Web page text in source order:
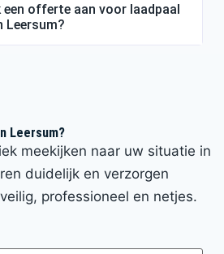
een offerte aan voor laadpaal
Leersum?
Leersum?
meekijken naar uw situatie in
duidelijk en verzorgen
professioneel en netjes.